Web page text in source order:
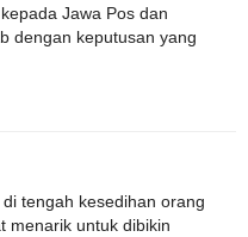
Jawa Pos dan
dengan keputusan yang
tengah kesedihan orang
menarik untuk dibikin